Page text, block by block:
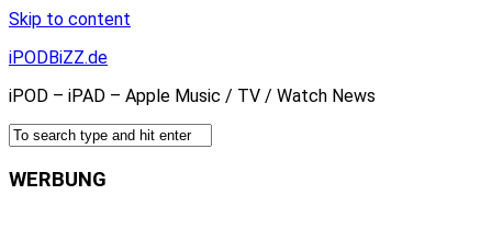
Skip to content
iPODBiZZ.de
iPOD – iPAD – Apple Music / TV / Watch News
WERBUNG